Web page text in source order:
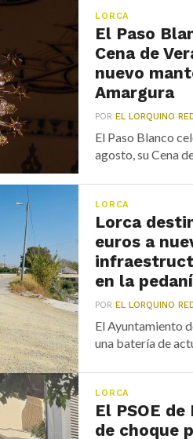
LORCA
El Paso
Cena de
nuevo
Amargura
POREL LORQUINO
El Paso Blanco
agosto, su Cena
LORCA
Lorca
euros a
en la
POREL LORQUINO
El Ayuntamiento
una batería de
LORCA
El PSOE
de choque